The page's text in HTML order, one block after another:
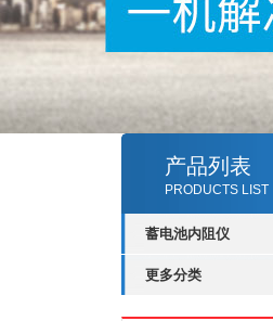
产品列表
PRODUCTS LIST
蓄电池内阻仪
更多分类